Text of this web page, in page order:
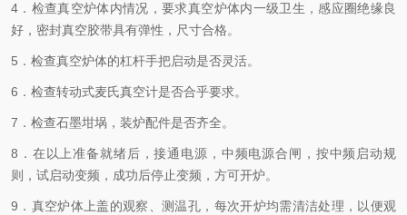
4．检查真空炉体内情况，要求真空炉体内一级卫生，感应圈绝缘良
好，密封真空胶带具有弹性，尺寸合格。
5．检查真空炉体的杠杆手把启动是否灵活。
6．检查转动式麦氏真空计是否合乎要求。
7．检查石墨坩埚，装炉配件是否齐全。
8．在以上准备就绪后，接通电源，中频电源合闸，按中频启动规
则，试启动变频，成功后停止变频，方可开炉。
9．真空炉体上盖的观察、测温孔，每次开炉均需清洁处理，以便观